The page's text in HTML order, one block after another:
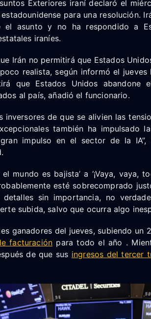
Exteriores iraní declaró el
para una resolución.
el asunto y no ha respondido a
iraníes.
Irán no permitirá que Estados
realista, según informó el jueves
que Estados Unidos abandone
​​al país, añadió el funcionario.
inversores de que se alivien las
también ha impulsado
impulso en el sector de la IA”,
mundo es bajista’ a ‘¡Vaya, vaya,
esté sobrecomprado
sin importancia, no
subida, salvo que ocurra algo
ganadores del jueves, subiendo un
facturación para todo el año .
de que sus ingresos del tercer